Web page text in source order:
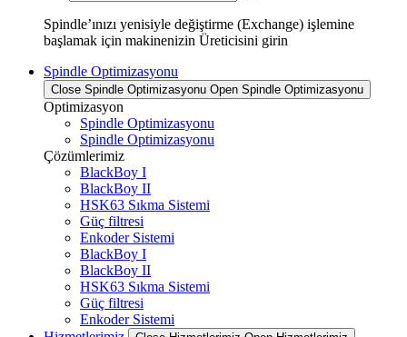
Spindle’ınızı yenisiyle değiştirme (Exchange) işlemine
başlamak için makinenizin Üreticisini girin
Spindle Optimizasyonu
Close Spindle Optimizasyonu Open Spindle Optimizasyonu
Optimizasyon
Spindle Optimizasyonu
Spindle Optimizasyonu
Çözümlerimiz
BlackBoy I
BlackBoy II
HSK63 Sıkma Sistemi
Güç filtresi
Enkoder Sistemi
BlackBoy I
BlackBoy II
HSK63 Sıkma Sistemi
Güç filtresi
Enkoder Sistemi